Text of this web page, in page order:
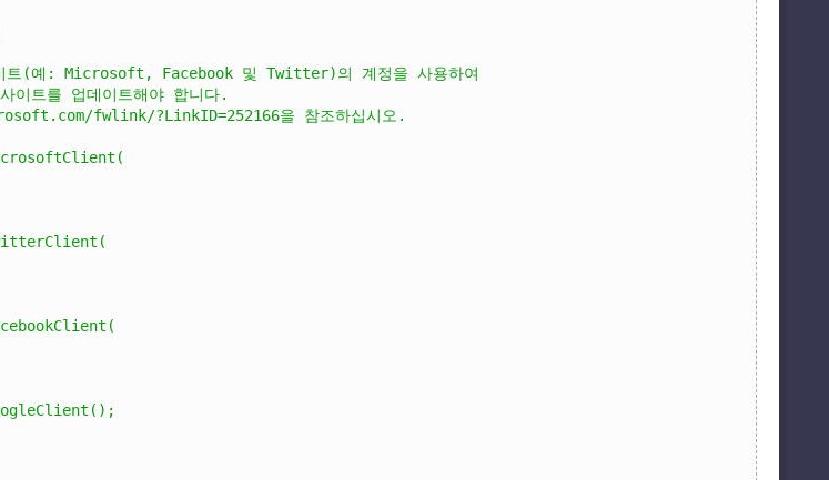
트(예: Microsoft, Facebook 및 Twitter)의 계정을 사용하여
트를 업데이트해야 합니다.
fwlink/?LinkID=252166을 참조하십시오.